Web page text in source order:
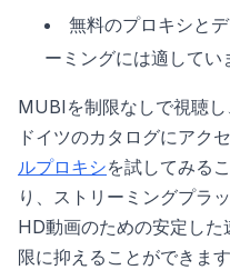
無料のプロキシと
ーミングには適してい
MUBIを制限なしで視聴
ドイツのカタログにアク
ルプロキシを試してみる
り、ストリーミングプラ
HD動画のための安定し
限に抑えることができま